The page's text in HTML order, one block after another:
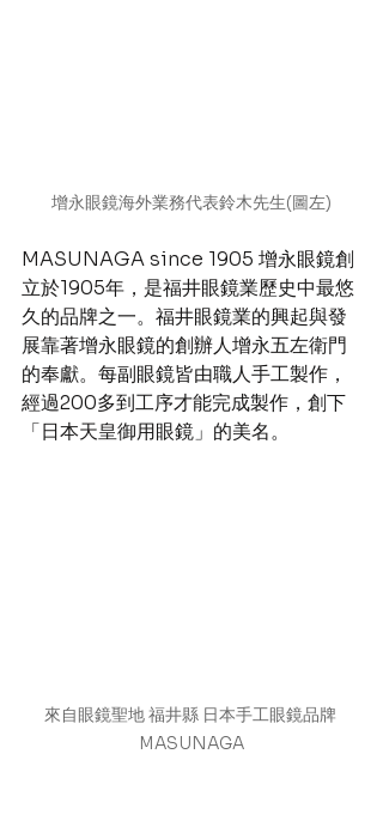
增永眼鏡海外業務代表鈴木先生(圖左)
MASUNAGA since 1905 增永眼鏡創
立於1905年，是福井眼鏡業歷史中最悠
久的品牌之一。福井眼鏡業的興起與發
展靠著增永眼鏡的創辦人增永五左衛門
的奉獻。每副眼鏡皆由職人手工製作，
經過200多到工序才能完成製作，創下
「日本天皇御用眼鏡」的美名。
來自眼鏡聖地 福井縣 日本手工眼鏡品牌
MASUNAGA